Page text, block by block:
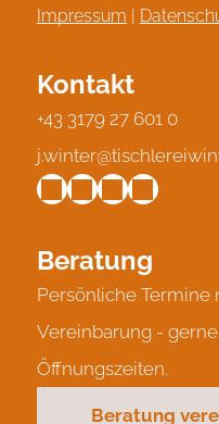
Impressum
Kontakt
+43 3179 27 601 0
Beratung
Persönliche Termine
Vereinbarung -
Öffnungszeiten.
Beratung